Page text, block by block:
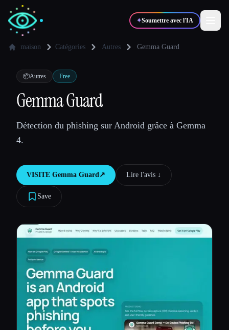
✦Soumettre avec l'IA
✍️Auteurs
💻
🎓
Blog
Comparer les outils
Toutes les catégories
À propos
maison Catégories Autres Gemma Guard
📦Autres Free
Gemma Guard
Détection du phishing sur Android grâce à Gemma
4.
VISITE Gemma Guard↗︎ Lire l'avis ↓︎
Save